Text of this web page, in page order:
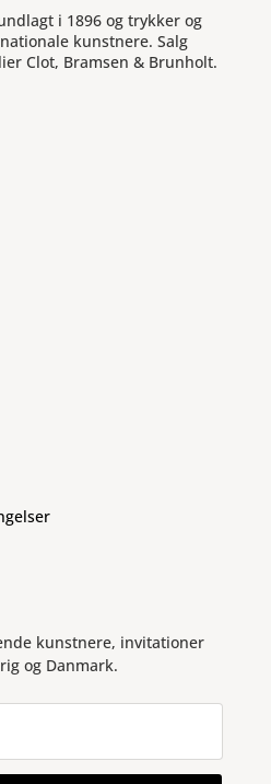
i 1896 og trykker og
kunstnere. Salg
Clot, Bramsen & Brunholt.
kunstnere, invitationer
og Danmark.